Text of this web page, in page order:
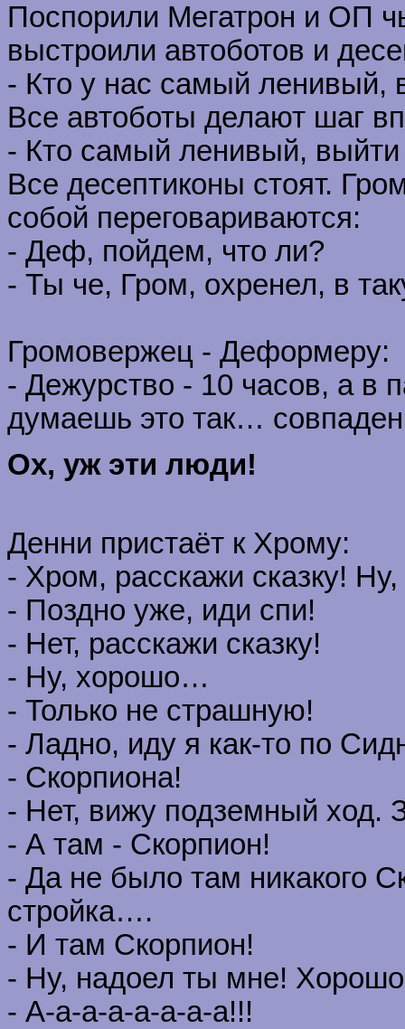
Поспорили Мегатрон и ОП
выстроили автоботов и
- Кто у нас самый ленивый,
Все автоботы делают шаг
- Кто самый ленивый, выйти
Все десептиконы стоят.
собой переговариваются:
- Деф, пойдем, что ли?
- Ты че, Гром, охренел, в
Громовержец - Деформеру:
- Дежурство - 10 часов, а в
думаешь это так…
Ох, уж эти люди!
Денни пристаёт к Хрому:
- Хром, расскажи сказку! Ну,
- Поздно уже, иди спи!
- Нет, расскажи сказку!
- Ну, хорошо…
- Только не страшную!
- Ладно, иду я как-то по
- Скорпиона!
- Нет, вижу подземный ход.
- А там - Скорпион!
- Да не было там никакого
стройка….
- И там Скорпион!
- Ну, надоел ты мне!
- А-а-а-а-а-а-а-а!!!